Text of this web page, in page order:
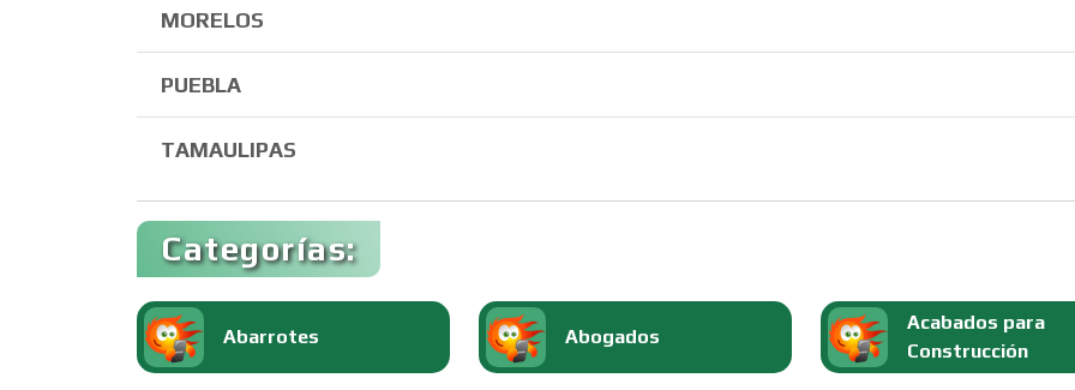
MORELOS
PUEBLA
TAMAULIPAS
Categorías:
Abarrotes Abogados
Acabados para
Construcción